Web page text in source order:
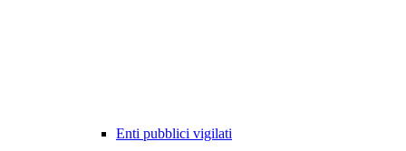
Enti pubblici vigilati